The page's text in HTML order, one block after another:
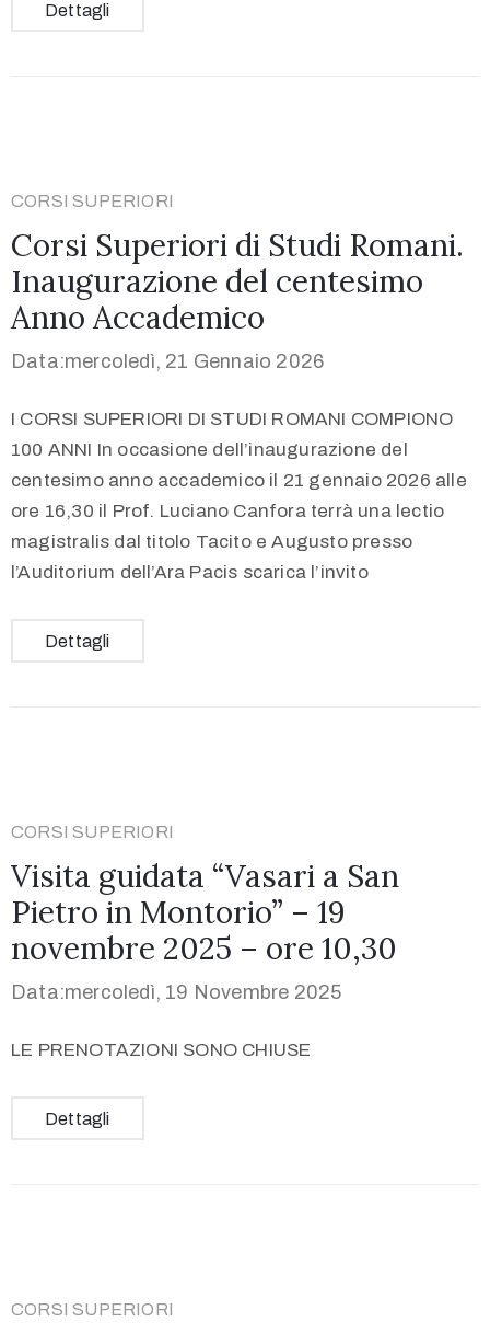
Dettagli
CORSI SUPERIORI
Corsi Superiori di Studi Romani.
Inaugurazione del centesimo
Anno Accademico
Data:mercoledì, 21 Gennaio 2026
I CORSI SUPERIORI DI STUDI ROMANI COMPIONO
100 ANNI In occasione dell’inaugurazione del
centesimo anno accademico il 21 gennaio 2026 alle
ore 16,30 il Prof. Luciano Canfora terrà una lectio
magistralis dal titolo Tacito e Augusto presso
l’Auditorium dell’Ara Pacis scarica l’invito
Dettagli
CORSI SUPERIORI
Visita guidata “Vasari a San
Pietro in Montorio” – 19
novembre 2025 – ore 10,30
Data:mercoledì, 19 Novembre 2025
LE PRENOTAZIONI SONO CHIUSE
Dettagli
CORSI SUPERIORI